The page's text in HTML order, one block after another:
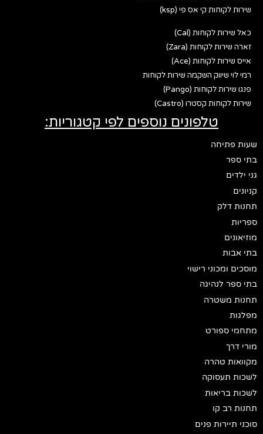
שירות לקוחות קי אס פי (ksp)
כאל שירות לקוחות (Cal)
זארה שירות לקוחות (Zara)
אייס שירות לקוחות (Ace)
רמי לוי שיווק השקמה שירות לקוחות
פנגו שירות לקוחות (Pango)
שירות לקוחות קסטרו (Castro)
טלפונים נוספים לפי קטגוריות:
שעות פתיחה
בתי ספר
גני ילדים
קניונים
תחנות דלק
ספריות
מוזיאונים
בתי אבות
מוסכים ומכוני רישוי
בתי ספר לנהיגה
תחנות משטרה
מפלגות
מתחמי ספורט
מורי דרך
מקוואות טהרה
לשכות תעסוקה
לשכות בריאות
תחנות רב קו
סוכני תיירות פנים